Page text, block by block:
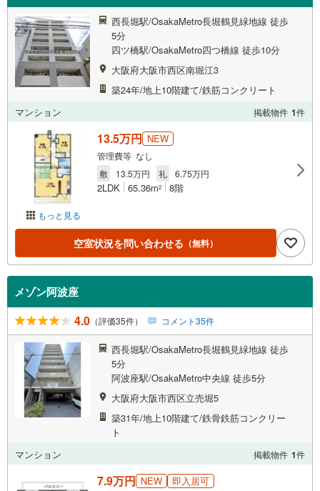
西長堀駅/OsakaMetro長堀鶴見緑地線 徒歩
5分
四ツ橋駅/OsakaMetro四つ橋線 徒歩10分
大阪府大阪市西区南堀江3
築24年/地上10階建て/鉄筋コンクリート
マンション
掲載物件 1件
もっと見る
13.5万円 NEW
管理費等 なし
敷
13.5万円 礼 6.75万円
2LDK 65.36m2 8階
空室状況を問い合わせる （無料）
メゾン阿波座
4.0 （評価35件） コメント35件
西長堀駅/OsakaMetro長堀鶴見緑地線 徒歩
5分
阿波座駅/OsakaMetro中央線 徒歩5分
大阪府大阪市西区立売堀5
築31年/地上10階建て/鉄骨鉄筋コンクリー
ト
マンション
掲載物件 1件
7.9万円 NEW 即入居可